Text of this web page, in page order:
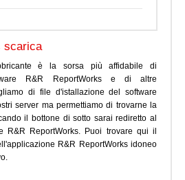
scarica
è la sorsa più affidabile di
R&R ReportWorks e di altre
di file d'istallazione del software
server ma permettiamo di trovarne la
il bottone di sotto sarai rediretto al
R&R ReportWorks. Puoi trovare qui il
R&R ReportWorks idoneo